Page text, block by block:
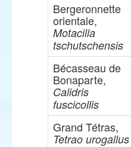
Bergeronnette
orientale,
Motacilla
tschutschensis
Bécasseau de
Bonaparte,
Calidris
fuscicollis
Grand Tétras,
Tetrao urogallus